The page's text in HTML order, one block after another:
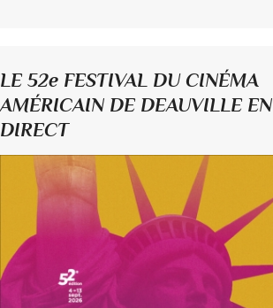
LE 52e FESTIVAL DU CINÉMA
AMÉRICAIN DE DEAUVILLE EN
DIRECT